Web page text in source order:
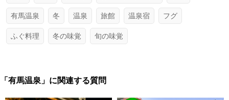
有馬温泉 冬 温泉 旅館 温泉宿 フグ
ふぐ料理 冬の味覚 旬の味覚
「有馬温泉」に関連する質問